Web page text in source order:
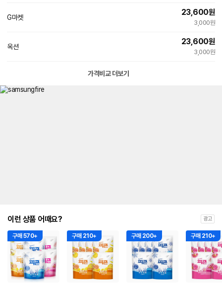
G마켓
23,600원
3,000원
옥션
23,600원
3,000원
가격비교 더보기
이런 상품 어때요? 광고
구매 570+ 구매 210+ 구매 200+ 구매 210+